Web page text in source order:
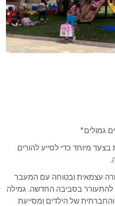
גמולים*
בצעד מיוחד כדי לסייע להורים
עצמאית ובטוחה עם המעבר
להתעורר בסביבה החדשה. גמילה
של הילדים ומסייעת